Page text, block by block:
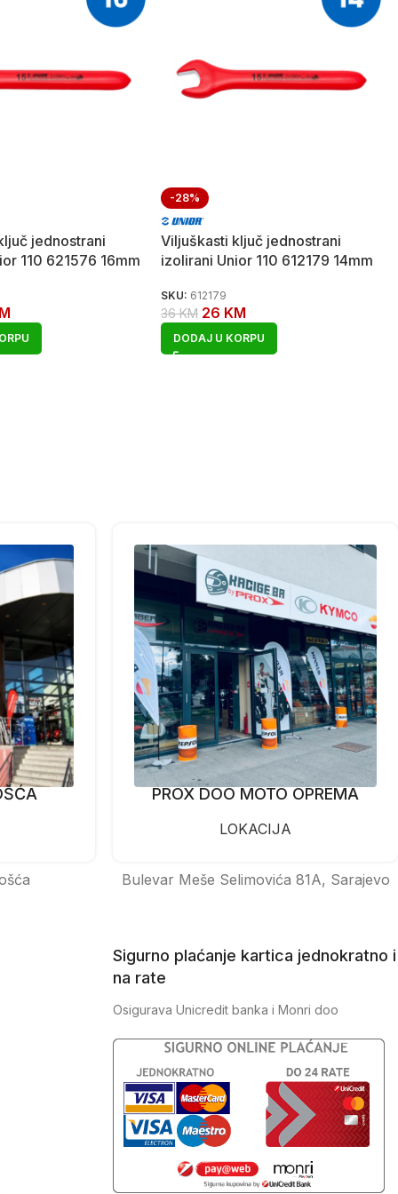
jednostrani
110 621576 16mm
-28%
Viljuškasti ključ jednostrani
izolirani Unior 110 612179 14mm
SKU: 612179
36KM 26 KM
DODAJ U KORPU
PROX DOO MOTO OPREMA
LOKACIJA
Bulevar Meše Selimovića 81A, Sarajevo
Sigurno plaćanje kartica jednokratno i
na rate
Osigurava Unicredit banka i Monri doo